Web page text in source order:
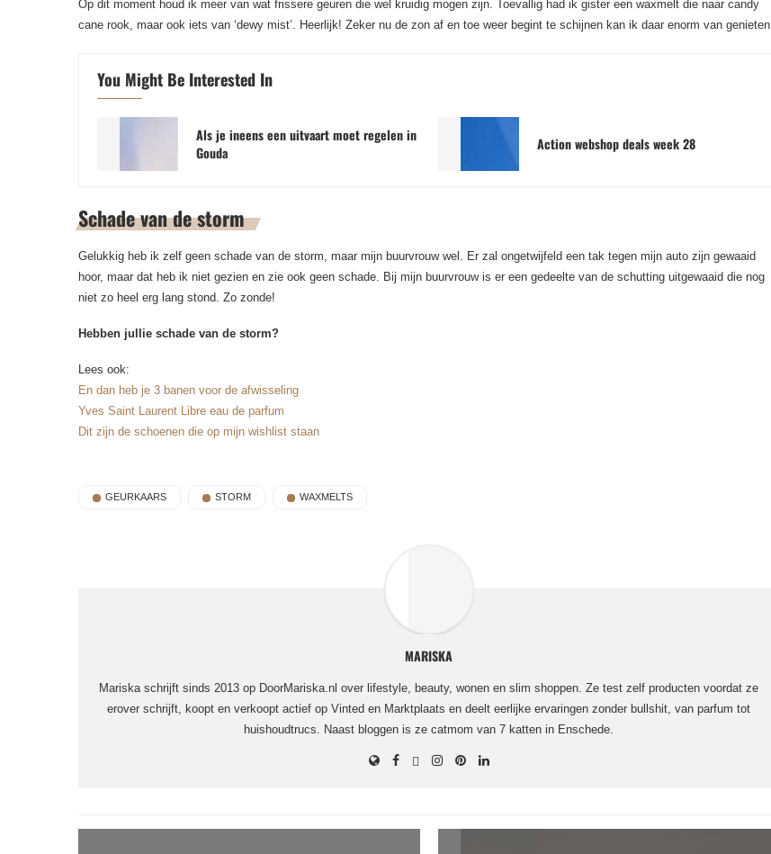
Op dit moment houd ik meer van wat frissere geuren die wel kruidig mogen zijn. Toevallig had ik gister een waxmelt die naar candy
cane rook, maar ook iets van ‘dewy mist’. Heerlijk! Zeker nu de zon af en toe weer begint te schijnen kan ik daar enorm van genieten.
You Might Be Interested In
Als je ineens een uitvaart moet regelen in
Gouda
Action webshop deals week 28
Schade van de storm
Gelukkig heb ik zelf geen schade van de storm, maar mijn buurvrouw wel. Er zal ongetwijfeld een tak tegen mijn auto zijn gewaaid
hoor, maar dat heb ik niet gezien en zie ook geen schade. Bij mijn buurvrouw is er een gedeelte van de schutting uitgewaaid die nog
niet zo heel erg lang stond. Zo zonde!
Hebben jullie schade van de storm?
Lees ook:
En dan heb je 3 banen voor de afwisseling
Yves Saint Laurent Libre eau de parfum
Dit zijn de schoenen die op mijn wishlist staan
GEURKAARS STORM WAXMELTS
MARISKA
Mariska schrijft sinds 2013 op DoorMariska.nl over lifestyle, beauty, wonen en slim shoppen. Ze test zelf producten voordat ze
erover schrijft, koopt en verkoopt actief op Vinted en Marktplaats en deelt eerlijke ervaringen zonder bullshit, van parfum tot
huishoudtrucs. Naast bloggen is ze catmom van 7 katten in Enschede.